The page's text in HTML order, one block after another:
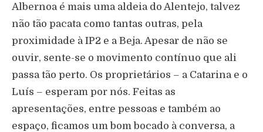
Albernoa é mais uma aldeia do Alentejo, talvez
não tão pacata como tantas outras, pela
proximidade à IP2 e a Beja. Apesar de não se
ouvir, sente-se o movimento contínuo que ali
passa tão perto. Os proprietários – a Catarina e o
Luís – esperam por nós. Feitas as
apresentações, entre pessoas e também ao
espaço, ficamos um bom bocado à conversa, a